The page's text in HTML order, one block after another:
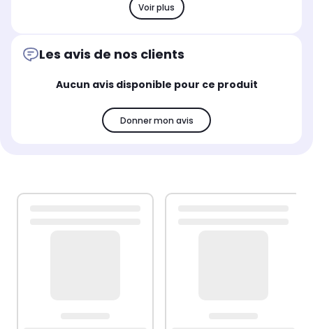
Voir plus
Les avis de nos clients
Aucun avis disponible pour ce produit
Donner mon avis